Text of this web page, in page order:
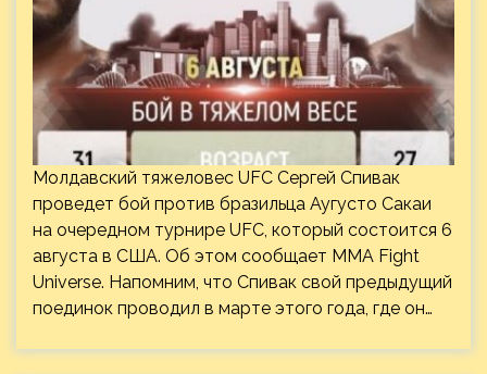
Молдавский тяжеловес UFC Сергей Спивак
проведет бой против бразильца Аугусто Сакаи
на очередном турнире UFC, который состоится 6
августа в США. Об этом сообщает MMA Fight
Universe. Напомним, что Спивак свой предыдущий
поединок проводил в марте этого года, где он…